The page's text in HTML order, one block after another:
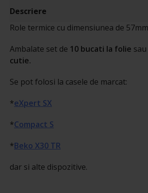
Descriere
Role termice cu dimensiunea de
Ambalate set de 10 bucati la folie sau
cutie.
Se pot folosi la casele de marcat:
*eXpert SX
*Compact S
*Beko X30 TR
dar si alte dispozitive.